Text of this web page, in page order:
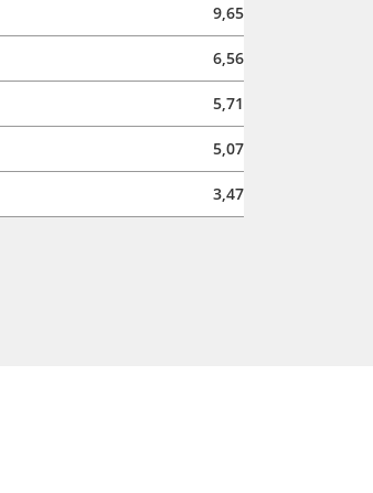
9,65
6,56
5,71
5,07
3,47